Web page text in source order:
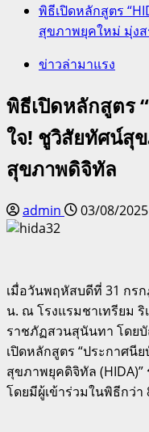
พิธีเปิดหลักสูตร
สุขภาพยุคใหม่ มุ่ง
ข่าวล่ามาแรง
พิธีเปิดหลักสูตร
ใจ! ชูวิสัยทัศน์สุ
สุขภาพดิจิทัล
admin 03/08/2025
เมื่อวันพฤหัสบดีที่ 31 กรก
น. ณ โรงแรมชาเทรียม ริ
ราชภัฏสวนสุนันทา โดย
เปิดหลักสูตร “ประกาศนี
สุขภาพยุคดิจิทัล
โดยมีผู้เข้าร่วมในพิธีกว่า